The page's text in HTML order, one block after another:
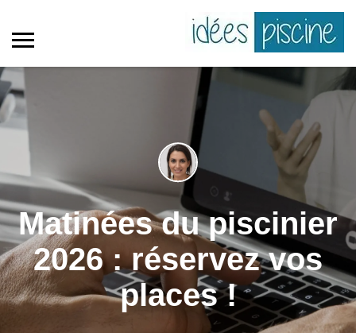
Matinées du piscinier
2026 : réservez vos
places !